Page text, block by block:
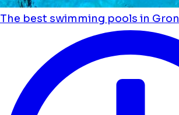
The best swimming pools in